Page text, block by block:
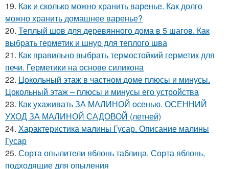
19. Как и сколько можно хранить варенье. Как долго
можно хранить домашнее варенье?
20. Теплый шов для деревянного дома в 5 шагов. Как
выбрать герметик и шнур для теплого шва
21. Как правильно выбрать термостойкий герметик для
печи. Герметики на основе силикона
22. Цокольный этаж в частном доме плюсы и минусы.
Цокольный этаж – плюсы и минусы его устройства
23. Как ухаживать ЗА МАЛИНОЙ осенью. ОСЕННИЙ
УХОД ЗА МАЛИНОЙ САДОВОЙ (летней)
24. Характеристика малины Гусар. Описание малины
Гусар
25. Сорта опылители яблонь таблица. Сорта яблонь,
подходящие для опыления